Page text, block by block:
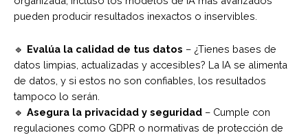
pueden producir resultados inexactos o inservibles.
🔹 Evalúa la calidad de tus datos – ¿Tienes bases de
datos limpias, actualizadas y accesibles? La IA se alimenta
de datos, y si estos no son confiables, los resultados
tampoco lo serán.
🔹 Asegura la privacidad y seguridad – Cumple con
regulaciones como GDPR o normativas de protección de